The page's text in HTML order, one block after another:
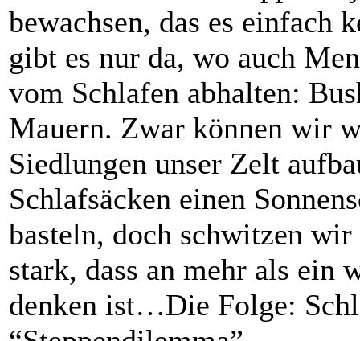
bewachsen, das es einfach
gibt es nur da, wo auch
vom Schlafen abhalten:
Mauern. Zwar können wir
Siedlungen unser Zelt
Schlafsäcken einen
basteln, doch schwitzen
stark, dass an mehr als ein
denken ist…Die Folge: